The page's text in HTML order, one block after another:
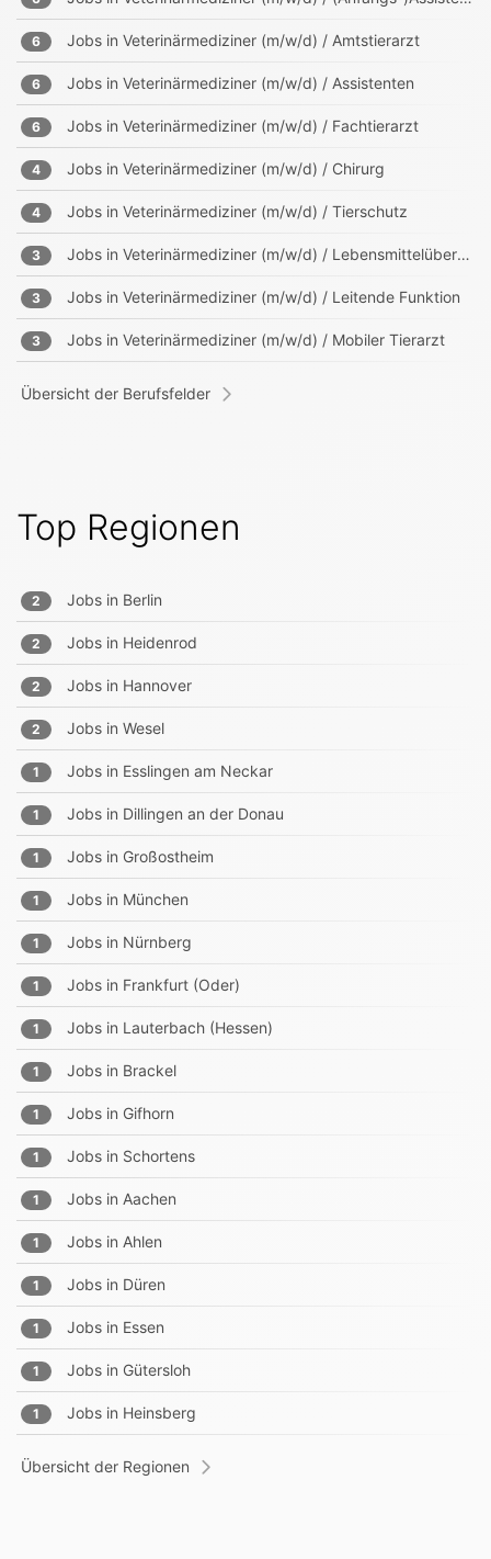
6 Jobs in Veterinärmediziner (m/w/d) / Amtstierarzt
6 Jobs in Veterinärmediziner (m/w/d) / Assistenten
6 Jobs in Veterinärmediziner (m/w/d) / Fachtierarzt
4 Jobs in Veterinärmediziner (m/w/d) / Chirurg
4 Jobs in Veterinärmediziner (m/w/d) / Tierschutz
3 Jobs in Veterinärmediziner (m/w/d) / Lebensmittelüberwachung
3 Jobs in Veterinärmediziner (m/w/d) / Leitende Funktion
3 Jobs in Veterinärmediziner (m/w/d) / Mobiler Tierarzt
Übersicht der Berufsfelder
Top Regionen
2 Jobs in Berlin
2 Jobs in Heidenrod
2 Jobs in Hannover
2 Jobs in Wesel
1 Jobs in Esslingen am Neckar
1 Jobs in Dillingen an der Donau
1 Jobs in Großostheim
1 Jobs in München
1 Jobs in Nürnberg
1 Jobs in Frankfurt (Oder)
1 Jobs in Lauterbach (Hessen)
1 Jobs in Brackel
1 Jobs in Gifhorn
1 Jobs in Schortens
1 Jobs in Aachen
1 Jobs in Ahlen
1 Jobs in Düren
1 Jobs in Essen
1 Jobs in Gütersloh
1 Jobs in Heinsberg
Übersicht der Regionen